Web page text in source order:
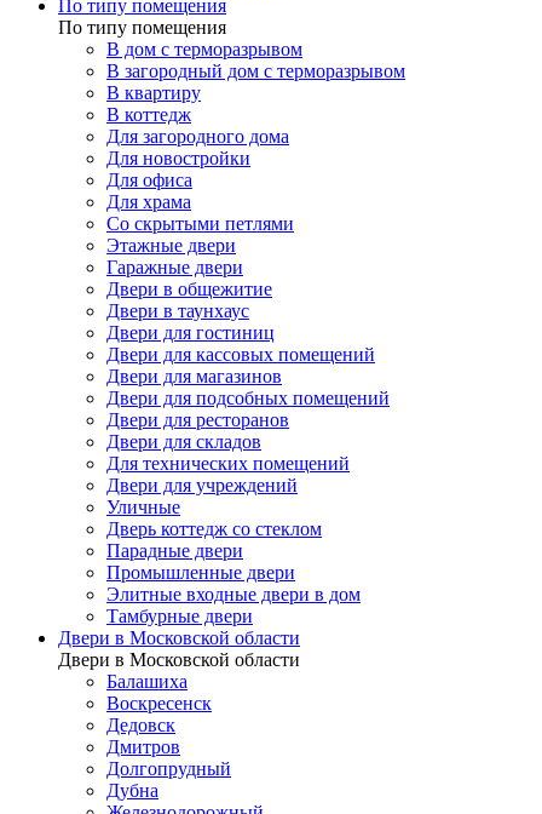
По типу помещения
По типу помещения
В дом с терморазрывом
В загородный дом с терморазрывом
В квартиру
В коттедж
Для загородного дома
Для новостройки
Для офиса
Для храма
Со скрытыми петлями
Этажные двери
Гаражные двери
Двери в общежитие
Двери в таунхаус
Двери для гостиниц
Двери для кассовых помещений
Двери для магазинов
Двери для подсобных помещений
Двери для ресторанов
Двери для складов
Для технических помещений
Двери для учреждений
Уличные
Дверь коттедж со стеклом
Парадные двери
Промышленные двери
Элитные входные двери в дом
Тамбурные двери
Двери в Московской области
Двери в Московской области
Балашиха
Воскресенск
Дедовск
Дмитров
Долгопрудный
Дубна